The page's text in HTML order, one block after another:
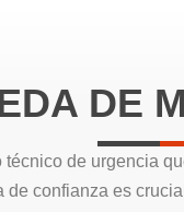
DE
técnico de urgencia
confianza es